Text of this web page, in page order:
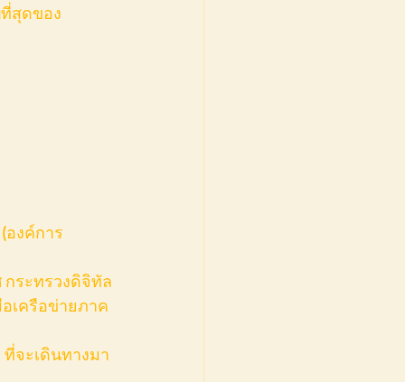
ที่สุดของ
องค์การ
กระทรวงดิจิทัล
เครือข่ายภาค
จะเดินทางมา